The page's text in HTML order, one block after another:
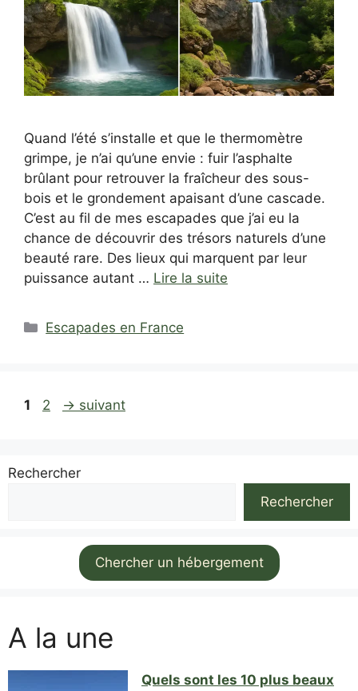
Quand l’été s’installe et que le thermomètre
grimpe, je n’ai qu’une envie : fuir l’asphalte
brûlant pour retrouver la fraîcheur des sous-
bois et le grondement apaisant d’une cascade.
C’est au fil de mes escapades que j’ai eu la
chance de découvrir des trésors naturels d’une
beauté rare. Des lieux qui marquent par leur
puissance autant … Lire la suite
Catégories
Escapades en France
Page
1 Page
2 → suivant
Rechercher
Rechercher
Chercher un hébergement
A la une
Quels sont les 10 plus beaux